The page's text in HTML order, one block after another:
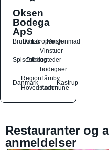
Oksen
Bodega
ApS
Brunch
DanskEuropæiskMorgenmad
Spisesteder
Drikkesteder
Vinstuer
og
bodegaer
Danmark
Region
Hovedstaden
Tårnby
Kommune
Kastrup
Restauranter og
anmeldelser